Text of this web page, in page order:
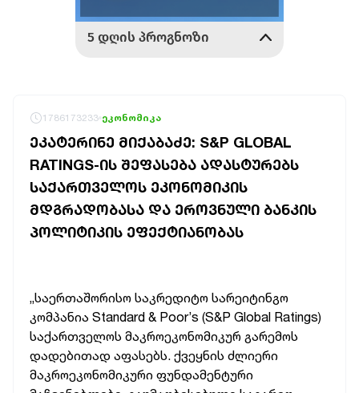
1786173233 ეკონომიკა
ᲔᲙᲐᲢᲔᲠᲘᲜᲔ ᲛᲘᲥᲐᲑᲐᲫᲔ: S&P GLOBAL
RATINGS-ᲘᲡ ᲨᲔᲤᲐᲡᲔᲑᲐ ᲐᲓᲐᲡᲢᲣᲠᲔᲑᲡ
ᲡᲐᲥᲐᲠᲗᲕᲔᲚᲝᲡ ᲔᲙᲝᲜᲝᲛᲘᲙᲘᲡ
ᲛᲓᲒᲠᲐᲓᲝᲑᲐᲡᲐ ᲓᲐ ᲔᲠᲝᲕᲜᲣᲚᲘ ᲑᲐᲜᲙᲘᲡ
ᲞᲝᲚᲘᲢᲘᲙᲘᲡ ᲔᲤᲔᲥᲢᲘᲐᲜᲝᲑᲐᲡ
„საერთაშორისო საკრედიტო სარეიტინგო
კომპანია Standard & Poor’s (S&P Global Ratings)
საქართველოს მაკროეკონომიკურ გარემოს
დადებითად აფასებს. ქვეყნის ძლიერი
მაკროეკონომიკური ფუნდამენტური